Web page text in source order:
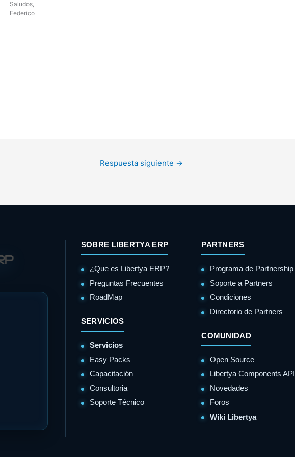
Saludos,
Federico
Respuesta siguiente →
SOBRE LIBERTYA ERP
¿Que es Libertya ERP?
Preguntas Frecuentes
RoadMap
SERVICIOS
Servicios
Easy Packs
Capacitación
Consultoria
Soporte Técnico
PARTNERS
Programa de Partnership
Soporte a Partners
Condiciones
Directorio de Partners
COMUNIDAD
Open Source
Libertya Components API
Novedades
Foros
Wiki Libertya